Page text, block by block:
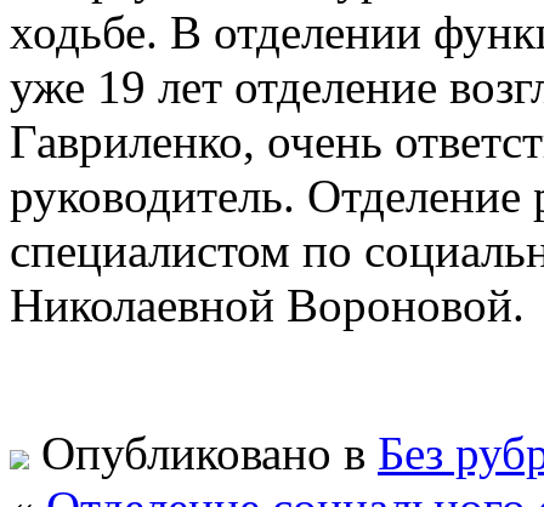
ходьбе. В отделении
уже 19 лет отделение
Гавриленко, очень
руководитель. Отделение
специалистом по
Николаевной Вороновой.
Опубликовано в Без